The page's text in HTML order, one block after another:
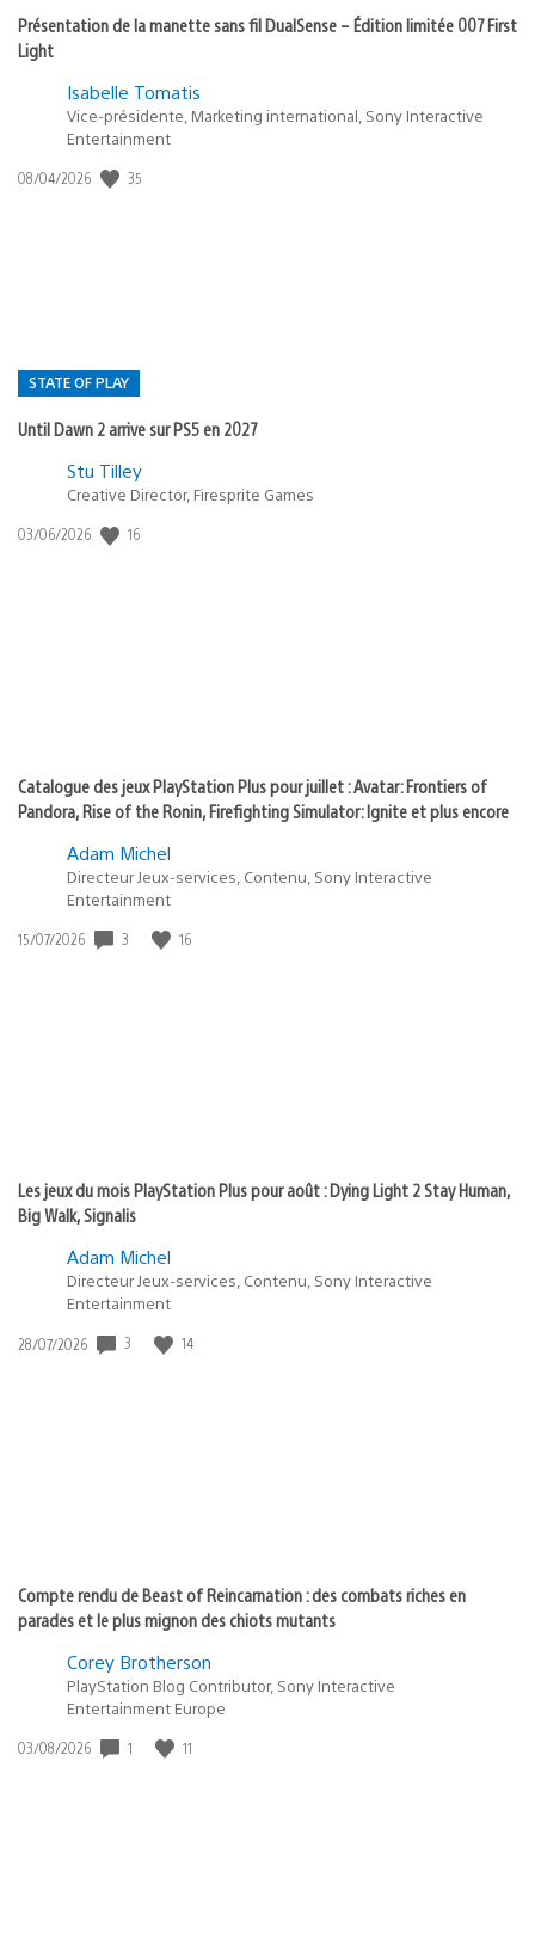
Présentation de la manette sans fil DualSense – Édition limitée 007 First
Light
Isabelle Tomatis
Vice-présidente, Marketing international, Sony Interactive
Entertainment
Date
08/04/2026 35
STATE OF PLAY
Until Dawn 2 arrive sur PS5 en 2027
Postée
:
Stu Tilley
Creative Director, Firesprite Games
Date
03/06/2026 16
Catalogue des jeux PlayStation Plus pour juillet : Avatar: Frontiers of
Pandora, Rise of the Ronin, Firefighting Simulator: Ignite et plus encore
Adam Michel
Directeur Jeux-services, Contenu, Sony Interactive
Entertainment
Date
15/07/2026 3 16
Les jeux du mois PlayStation Plus pour août : Dying Light 2 Stay Human,
Big Walk, Signalis
Adam Michel
Directeur Jeux-services, Contenu, Sony Interactive
Entertainment
Date
28/07/2026 3 14
Compte rendu de Beast of Reincarnation : des combats riches en
parades et le plus mignon des chiots mutants
Corey Brotherson
PlayStation Blog Contributor, Sony Interactive
Entertainment Europe
Date
03/08/2026 1 11